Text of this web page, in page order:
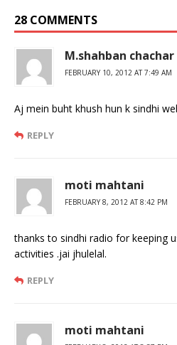
28 COMMENTS
M.shahban
FEBRUARY 10, 2012 AT 7:49 AM
Aj mein buht khush hun k sindhi
REPLY
moti mahtani
FEBRUARY 8, 2012 AT 8:42 PM
thanks to sindhi radio for keeping
activities .jai jhulelal.
REPLY
moti mahtani